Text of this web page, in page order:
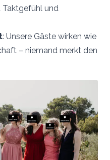
Taktgefühl und
: Unsere Gäste wirken wie
– niemand merkt den